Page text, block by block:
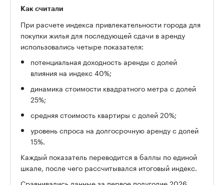
Как считали
При расчете индекса привлекательности города для
покупки жилья для последующей сдачи в аренду
использовались четыре показателя:
потенциальная доходность аренды с долей
влияния на индекс 40%;
динамика стоимости квадратного метра с долей
25%;
средняя стоимость квартиры с долей 20%;
уровень спроса на долгосрочную аренду с долей
15%.
Каждый показатель переводится в баллы по единой
шкале, после чего рассчитывался итоговый индекс.